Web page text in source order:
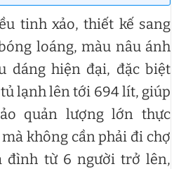
tinh xảo, thiết kế sang
loáng, màu nâu ánh
dáng hiện đại, đặc biệt
lạnh lên tới 694 lít, giúp
quản lượng lớn thực
không cần phải đi chợ
đình từ 6 người trở lên,